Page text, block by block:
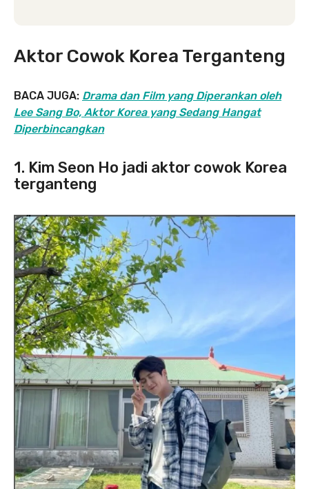
Aktor Cowok Korea Terganteng
BACA JUGA: Drama dan Film yang Diperankan oleh
Lee Sang Bo, Aktor Korea yang Sedang Hangat
Diperbincangkan
1. Kim Seon Ho jadi aktor cowok Korea
terganteng